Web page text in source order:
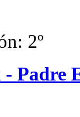
2º
Padre